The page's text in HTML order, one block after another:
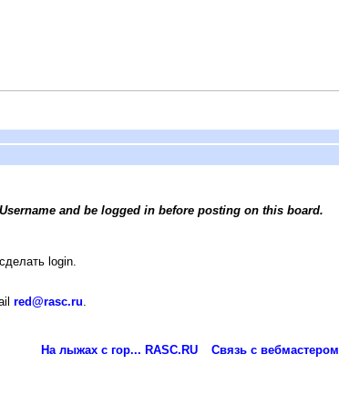
and be logged in before posting on this board.
login.
red@rasc.ru
На лыжах с гор... RASC.RU Связь с вебмастером